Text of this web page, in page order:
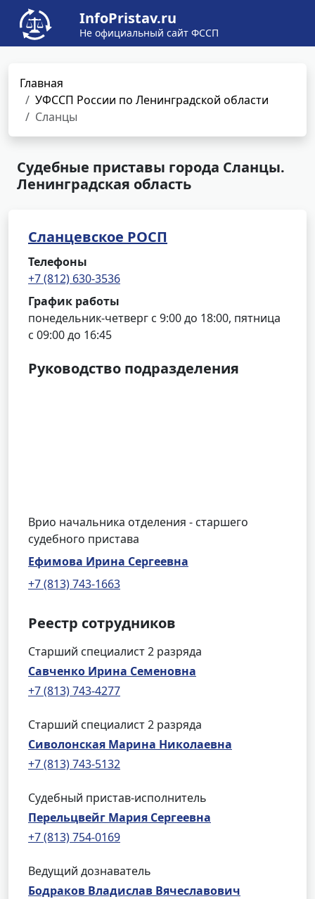
InfoPristav.ru
Не официальный сайт ФССП
Главная
УФССП России по Ленинградской области
Сланцы
Судебные приставы города Сланцы.
Ленинградская область
Сланцевское РОСП
Телефоны
+7 (812) 630-3536
График работы
понедельник-четверг с 9:00 до 18:00, пятница
с 09:00 до 16:45
Руководство подразделения
Врио начальника отделения - старшего
судебного пристава
Ефимова Ирина Сергеевна
+7 (813) 743-1663
Реестр сотрудников
Старший специалист 2 разряда
Савченко Ирина Семеновна
+7 (813) 743-4277
Старший специалист 2 разряда
Сиволонская Марина Николаевна
+7 (813) 743-5132
Судебный пристав-исполнитель
Перельцвейг Мария Сергеевна
+7 (813) 754-0169
Ведущий дознаватель
Бодраков Владислав Вячеславович